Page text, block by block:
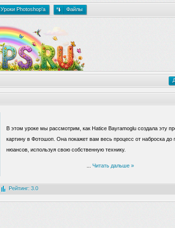
Уроки Photoshop'a Файлы
В этом уроке мы рассмотрим, как Hatice Bayramoglu создала эту
картину в Фотошоп. Она покажет вам весь процесс от наброска до
нюансов, используя свою собственную технику.
Читать дальше »
Рейтинг: 3.0